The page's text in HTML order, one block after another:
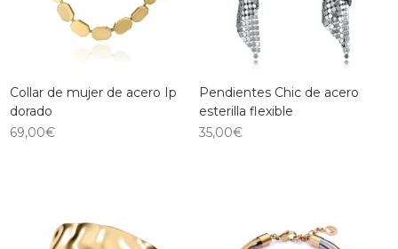
Collar de mujer de acero Ip
dorado
69,00€
Pendientes Chic de acero
esterilla flexible
35,00€